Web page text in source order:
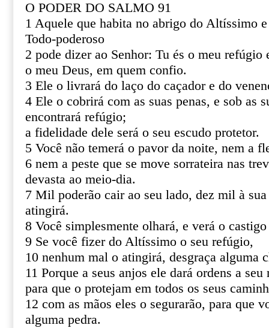
O PODER DO SALMO 91
1 Aquele que habita no abrigo do Altíssimo
Todo-poderoso
2 pode dizer ao Senhor: Tu és o meu refúgio
o meu Deus, em quem confio.
3 Ele o livrará do laço do caçador e do
4 Ele o cobrirá com as suas penas, e sob as
encontrará refúgio;
a fidelidade dele será o seu escudo protetor.
5 Você não temerá o pavor da noite, nem a
6 nem a peste que se move sorrateira nas
devasta ao meio-dia.
7 Mil poderão cair ao seu lado, dez mil à
atingirá.
8 Você simplesmente olhará, e verá o
9 Se você fizer do Altíssimo o seu refúgio,
10 nenhum mal o atingirá, desgraça alguma
11 Porque a seus anjos ele dará ordens a seu
para que o protejam em todos os seus
12 com as mãos eles o segurarão, para que
alguma pedra.